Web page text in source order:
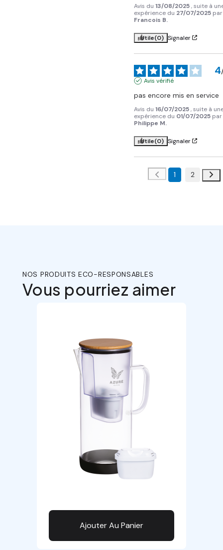
Avis du 13/08/2025 , suite à
expérience du 27/07/2025 par
Francois B.
Utile(0) Signaler
4
Avis vérifié
pas encore mis en service
Avis du 16/07/2025 , suite à
expérience du 01/07/2025 par
Philippe M.
Utile(0) Signaler
1 2
NOS PRODUITS ECO-RESPONSABLES
Vous pourriez aimer
Ajouter Au Panier